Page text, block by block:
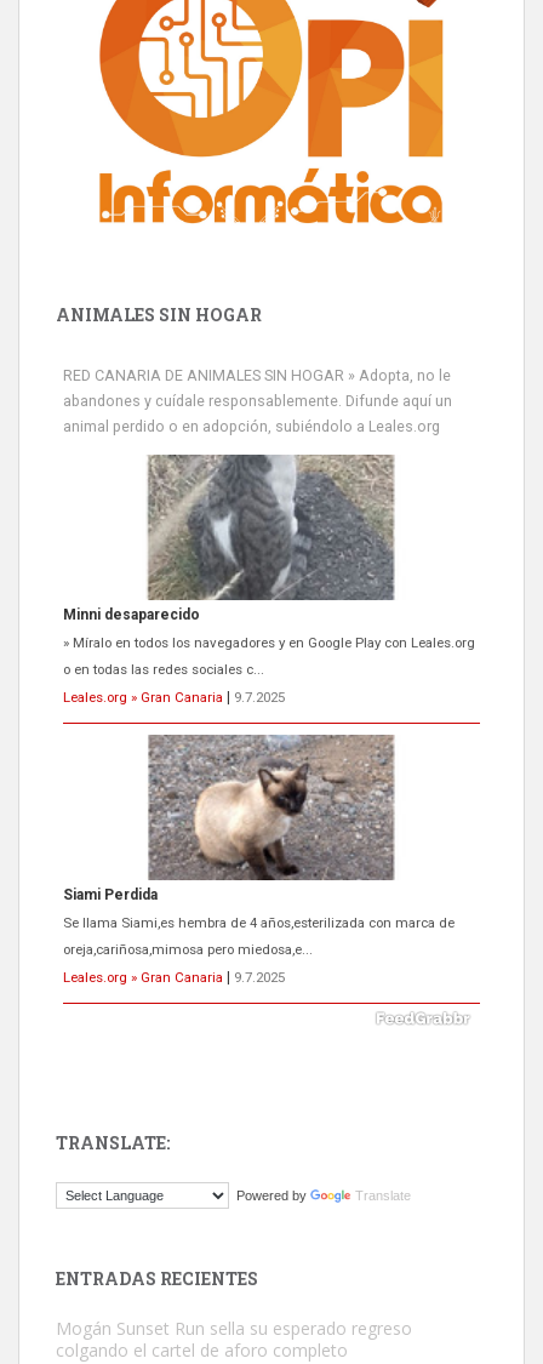
ANIMALES SIN HOGAR
RED CANARIA DE ANIMALES SIN HOGAR » Adopta, no le
abandones y cuídale responsablemente. Difunde aquí un
animal perdido o en adopción, subiéndolo a Leales.org
Minni desaparecido
» Míralo en todos los navegadores y en Google Play con Leales.org
o en todas las redes sociales c...
Leales.org » Gran Canaria
9.7.2025
Siami Perdida
Se llama Siami,es hembra de 4 años,esterilizada con marca de
oreja,cariñosa,mimosa pero miedosa,e...
Leales.org » Gran Canaria
9.7.2025
El ayuntamiento se va a llevar a Los Gatos callejeros de la zona los
TRANSLATE:
Powered by Translate
ENTRADAS RECIENTES
Mogán Sunset Run sella su esperado regreso
colgando el cartel de aforo completo